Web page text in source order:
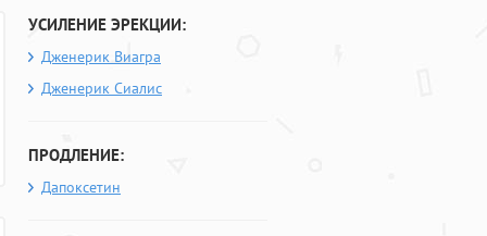
УСИЛЕНИЕ ЭРЕКЦИИ:
Дженерик Виагра
Дженерик Сиалис
ПРОДЛЕНИЕ:
Дапоксетин